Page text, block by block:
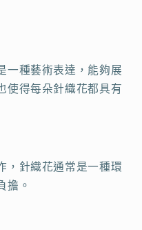
一種藝術表達，能夠展
使得每朵針織花都具有
，針織花通常是一種環
擔。